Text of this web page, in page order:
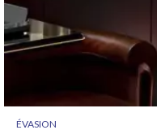
ÉVASION